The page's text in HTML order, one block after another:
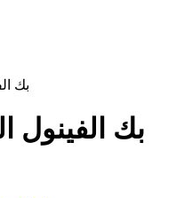
بك الفينول